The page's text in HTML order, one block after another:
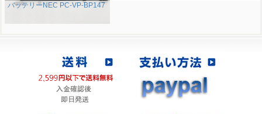
バッテリーNEC PC-VP-BP147